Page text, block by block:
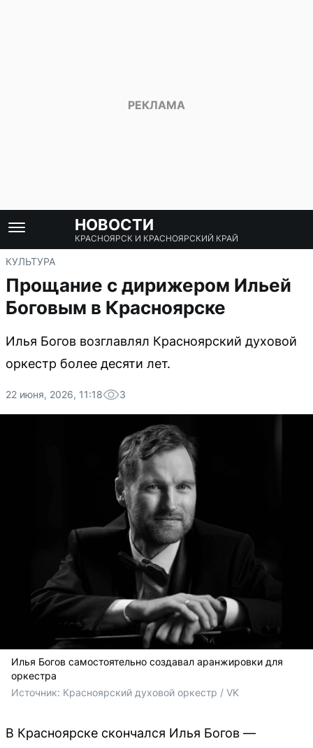
НОВОСТИ
КРАСНОЯРСК И КРАСНОЯРСКИЙ КРАЙ
КУЛЬТУРА
Прощание с дирижером Ильей
Боговым в Красноярске
Илья Богов возглавлял Красноярский духовой
оркестр более десяти лет.
22 июня, 2026, 11:18 3
Илья Богов самостоятельно создавал аранжировки для
оркестра
Источник: Красноярский духовой оркестр / VK
В Красноярске скончался Илья Богов —